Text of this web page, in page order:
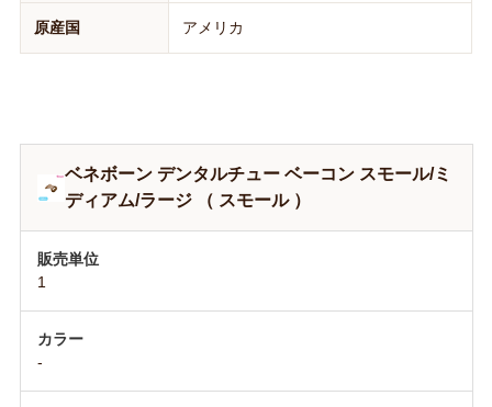
原産国 アメリカ
ベネボーン デンタルチュー ベーコン スモール/ミ
ディアム/ラージ （ スモール ）
1
-